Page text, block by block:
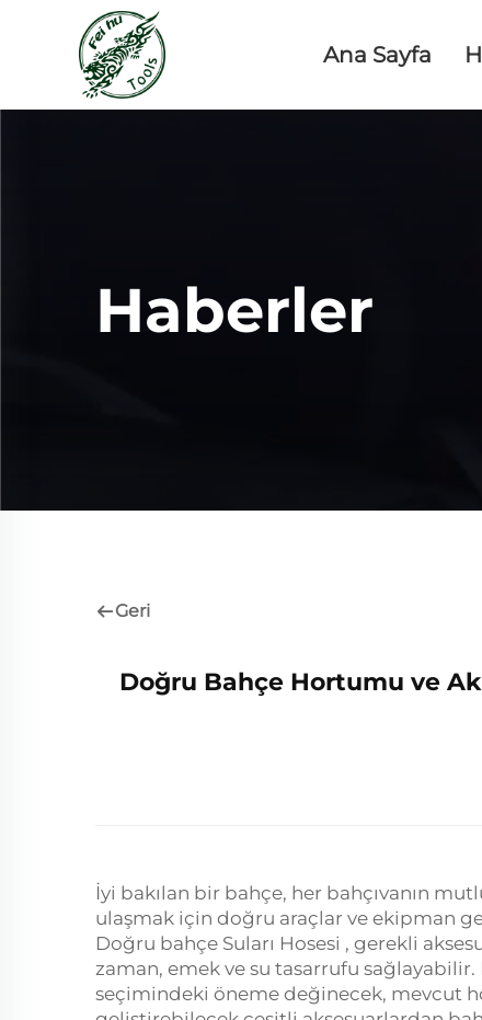
Ana Sayfa
Haberler
Geri
Doğru Bahçe Hortumu ve
İyi bakılan bir bahçe, her bahçıvanın
ulaşmak için doğru araçlar ve ekipman
Doğru bahçe Suları Hosesi , gerekli
zaman, emek ve su tasarrufu
seçimindeki öneme değinecek, mevcut